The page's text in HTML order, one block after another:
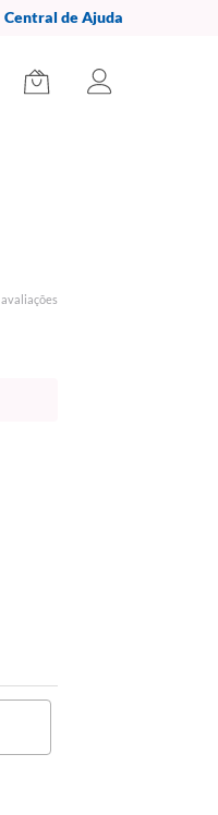
Central de Ajuda
avaliações